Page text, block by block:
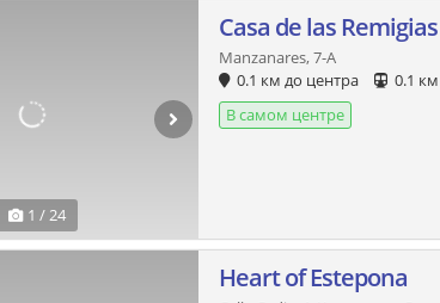
1 / 24
Casa de las Remigias
Manzanares, 7-A
0.1 км до центра
0.1 км
В самом центре
Heart of Estepona